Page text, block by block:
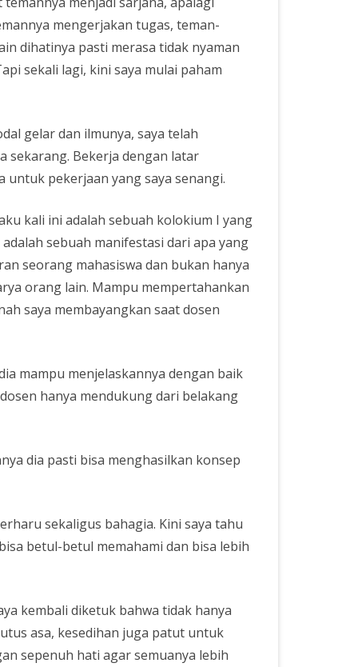
mengerjakan tugas, teman-
dihatinya pasti merasa tidak nyaman
sekali lagi, kini saya mulai paham
gelar dan ilmunya, saya telah
sekarang. Bekerja dengan latar
untuk pekerjaan yang saya senangi.
kali ini adalah sebuah kolokium I yang
sebuah manifestasi dari apa yang
seorang mahasiswa dan bukan hanya
orang lain. Mampu mempertahankan
saya membayangkan saat dosen
mampu menjelaskannya dengan baik
hanya mendukung dari belakang
dia pasti bisa menghasilkan konsep
sekaligus bahagia. Kini saya tahu
betul-betul memahami dan bisa lebih
kembali diketuk bahwa tidak hanya
asa, kesedihan juga patut untuk
sepenuh hati agar semuanya lebih